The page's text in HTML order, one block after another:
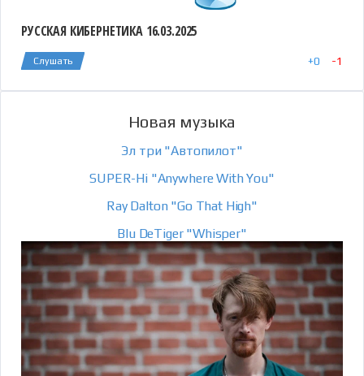
РУССКАЯ КИБЕРНЕТИКА 16.03.2025
Слушать +0 -1
Новая музыка
Эл три "Автопилот"
SUPER-Hi "Anywhere With You"
Ray Dalton "Go That High"
Blu DeTiger "Whisper"